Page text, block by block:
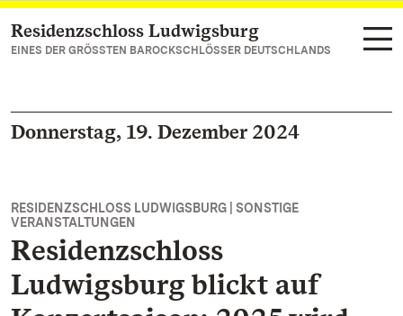
Zum Hauptinhalt springen
Residenzschloss Ludwigsburg
EINES DER GRÖSSTEN BAROCKSCHLÖSSER DEUTSCHLANDS
Donnerstag, 19. Dezember 2024
RESIDENZSCHLOSS LUDWIGSBURG | SONSTIGE
VERANSTALTUNGEN
Residenzschloss
Ludwigsburg blickt auf